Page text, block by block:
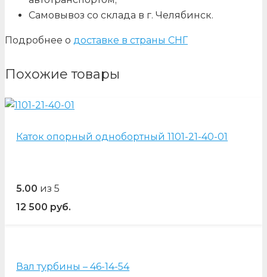
Самовывоз со склада в г. Челябинск.
Подробнее о доставке в страны СНГ
Похожие товары
Каток опорный однобортный 1101-21-40-01
5.00 из 5
12 500 руб.
Вал турбины – 46-14-54